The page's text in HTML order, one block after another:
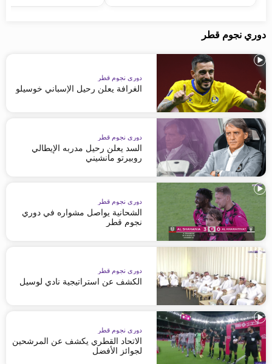
دوري نجوم قطر
دوري نجوم قطر
الغرافة يعلن رحيل الإسباني خوسيلو
دوري نجوم قطر
السد يعلن رحيل مدربه الإيطالي
روبيرتو مانشيني
دوري نجوم قطر
الشحانية يواصل مشواره في دوري
نجوم قطر
دوري نجوم قطر
الكشف عن استراتيجية نادي لوسيل
دوري نجوم قطر
الاتحاد القطري يكشف عن المرشحين
لجوائز الأفضل